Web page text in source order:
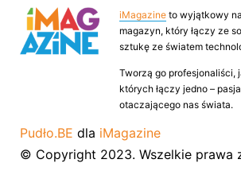
iMagazine to wyjątkowy
magazyn, który łączy ze
sztukę ze światem
Tworzą go profesjonaliści,
których łączy jedno –
otaczającego nas świata.
Pudło.BE dla iMagazine
© Copyright 2023. Wszelkie prawa